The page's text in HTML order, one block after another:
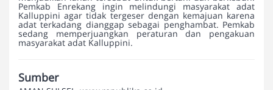
Pemkab Enrekang ingin melindungi masyarakat adat
Kalluppini agar tidak tergeser dengan kemajuan karena
adat terkadang dianggap sebagai penghambat. Pemkab
sedang memperjuangkan peraturan dan pengakuan
masyarakat adat Kalluppini.
Sumber